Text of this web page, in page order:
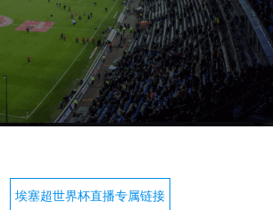
埃塞超世界杯直播专属链接